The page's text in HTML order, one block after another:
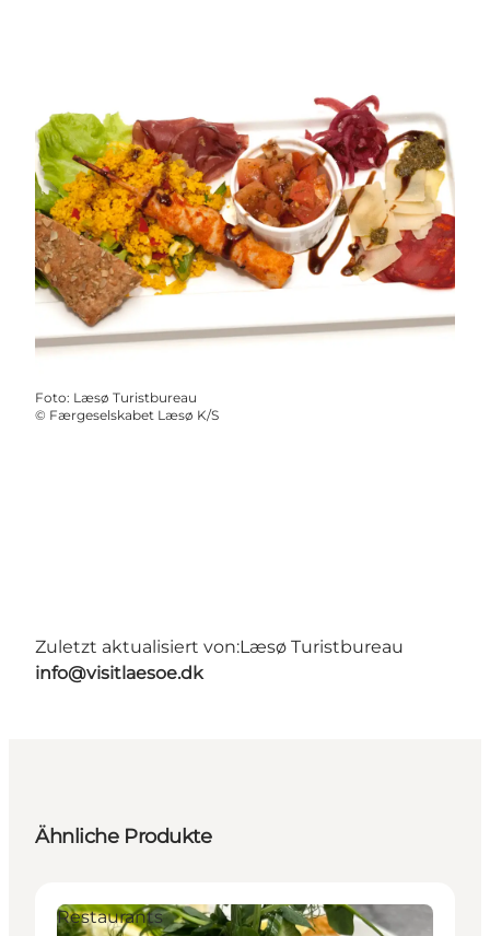
Foto: Læsø Turistbureau
© Færgeselskabet Læsø K/S
Zuletzt aktualisiert von:Læsø Turistbureau
info@visitlaesoe.dk
Ähnliche Produkte
Restaurants